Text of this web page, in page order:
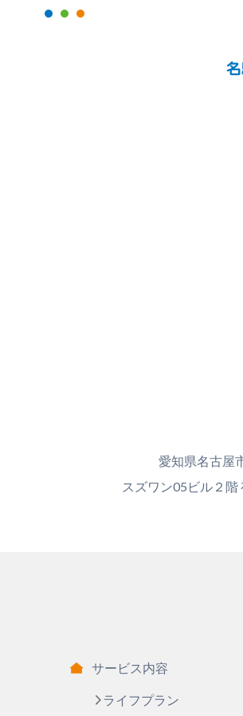
愛知県名古屋
スズワン05ビル２
サービス内容
ライフプラン